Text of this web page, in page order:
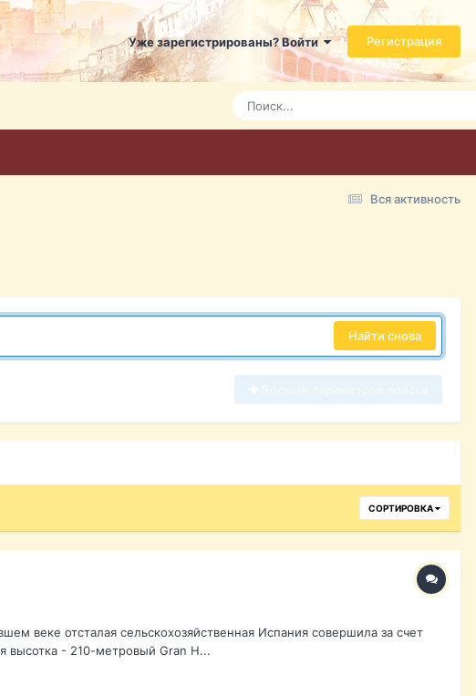
Уже зарегистрированы? Войти Регистрация
Вся активность
Найти снова
СОРТИРОВКА
веке отсталая сельскохозяйственная Испания совершила за счет
высотка - 210-метровый Gran H...